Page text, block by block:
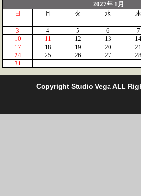
2027年 1月
日
月 火 水 木
3
4 5 6 7
10
11 12 13 14
17
18 19 20 21
24
25 26 27 28
31
Copyright Studio Vega ALL